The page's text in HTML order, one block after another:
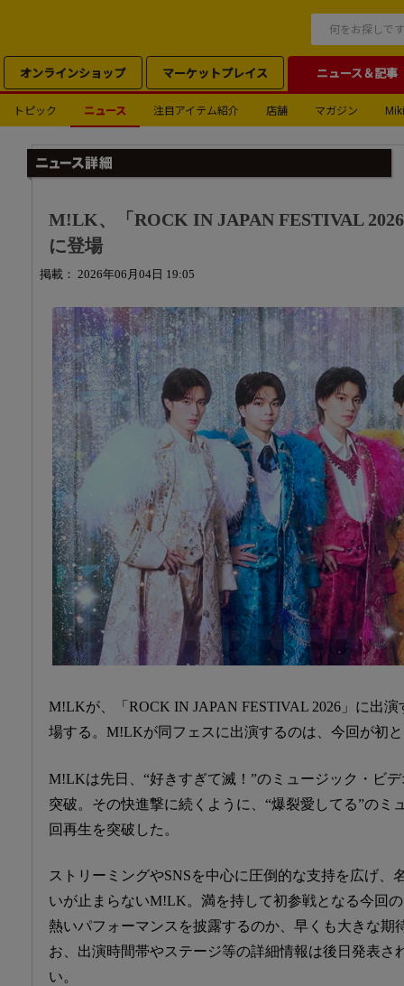
オンラインショップ マーケットプレイス ニュース＆記事
トピック ニュース 注目アイテム紹介 店舗 マガジン
M!LK、「ROCK IN JAPAN FESTIVAL
に登場
掲載： 2026年06月04日 19:05
M!LKが、「ROCK IN JAPAN FESTIVAL 2026」に出
場する。M!LKが同フェスに出演するのは、今回が初
M!LKは先日、“好きすぎて滅！”のミュージック・ビ
突破。その快進撃に続くように、“爆裂愛してる”のミ
回再生を突破した。
ストリーミングやSNSを中心に圧倒的な支持を広げ、
いが止まらないM!LK。満を持して初参戦となる今回
熱いパフォーマンスを披露するのか、早くも大きな期
お、出演時間帯やステージ等の詳細情報は後日発表さ
い。